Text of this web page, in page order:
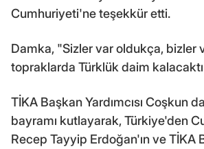
Cumhuriyeti'ne teşekkür etti.
Damka, "Sizler var oldukça, bizler
topraklarda Türklük daim
TİKA Başkan Yardımcısı Coşkun
bayramı kutlayarak, Türkiye'den
Recep Tayyip Erdoğan'ın ve TİKA